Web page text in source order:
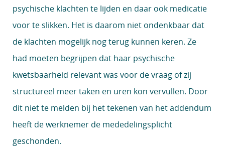
psychische klachten te lijden en daar ook medicatie
voor te slikken. Het is daarom niet ondenkbaar dat
de klachten mogelijk nog terug kunnen keren. Ze
had moeten begrijpen dat haar psychische
kwetsbaarheid relevant was voor de vraag of zij
structureel meer taken en uren kon vervullen. Door
dit niet te melden bij het tekenen van het addendum
heeft de werknemer de mededelingsplicht
geschonden.